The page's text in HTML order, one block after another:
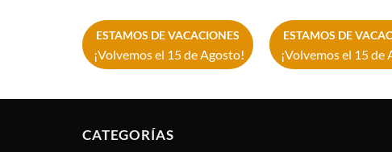
ESTAMOS DE VACACIONES
¡Volvemos el 15 de Agosto!
ESTAMOS DE
¡Volvemos el 15 de
CATEGORÍAS